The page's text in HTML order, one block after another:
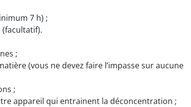
7 h) ;
(facultatif).
;
(vous ne devez faire l’impasse sur aucune
;
appareil qui entrainent la déconcentration ;